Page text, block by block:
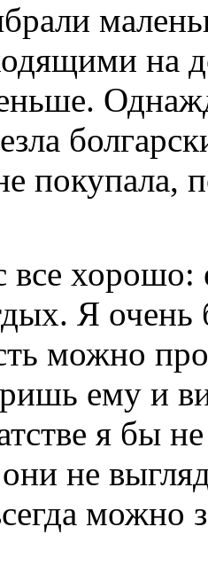
на
покупала,
все хорошо:
Я очень
можно
ему и
я бы
не
можно